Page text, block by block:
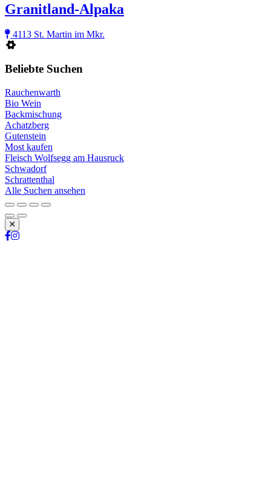
Granitland-Alpaka
4113 St. Martin im Mkr.
Beliebte Suchen
Rauchenwarth
Bio Wein
Backmischung
Achatzberg
Gutenstein
Most kaufen
Fleisch Wolfsegg am Hausruck
Schwadorf
Schrattenthal
Alle Suchen ansehen
Schließen